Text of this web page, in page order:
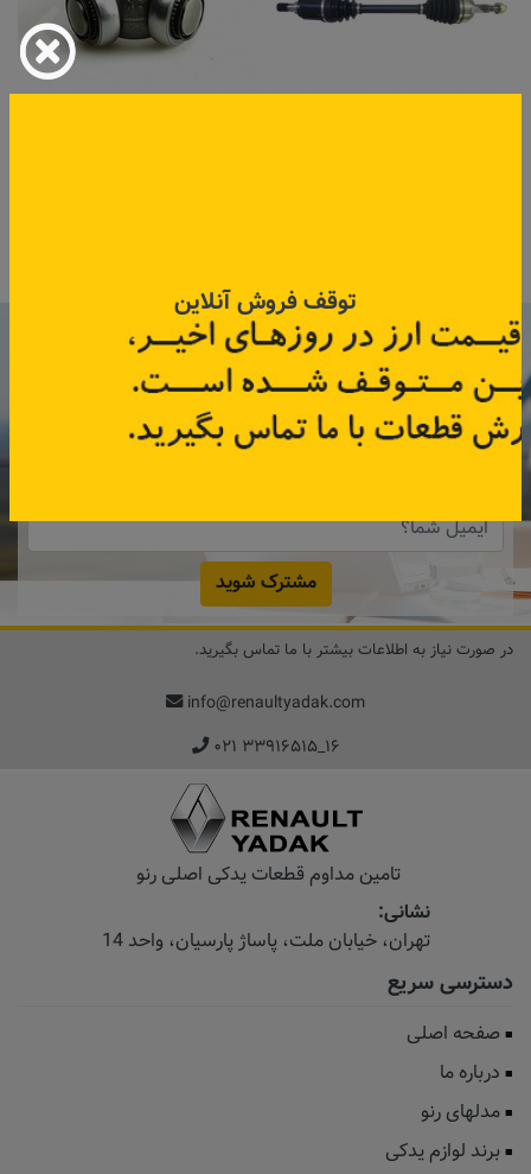
با عضویت در خبرنامه رنویدک
همین حالا ۱۵ هزار تومان کد‌تخفیف خرید
آنلاین
مشترک شوید
در صورت نیاز به اطلاعات بیشتر با ما تماس بگیرید.
info@renaultyadak.com
۰۲۱ ۳۳۹۱۶۵۱۵_۱۶
تامین مداوم قطعات یدکی اصلی رنو
نشانی:
تهران، خیابان‌ ملت، پاساژ‌ پارسیان، واحد 14
دسترسی سریع
صفحه اصلی
درباره ما
مدلهای رنو
برند لوازم یدکی
توقف فروش آنلاین